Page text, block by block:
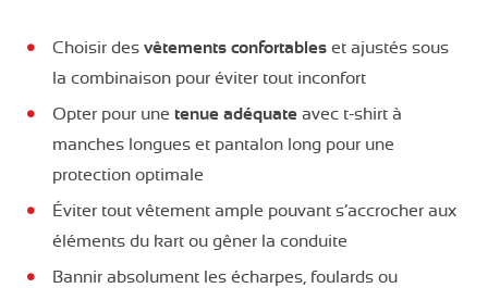
Choisir des vêtements confortables et ajustés sous
la combinaison pour éviter tout inconfort
Opter pour une tenue adéquate avec t-shirt à
manches longues et pantalon long pour une
protection optimale
Éviter tout vêtement ample pouvant s’accrocher aux
éléments du kart ou gêner la conduite
Bannir absolument les écharpes, foulards ou